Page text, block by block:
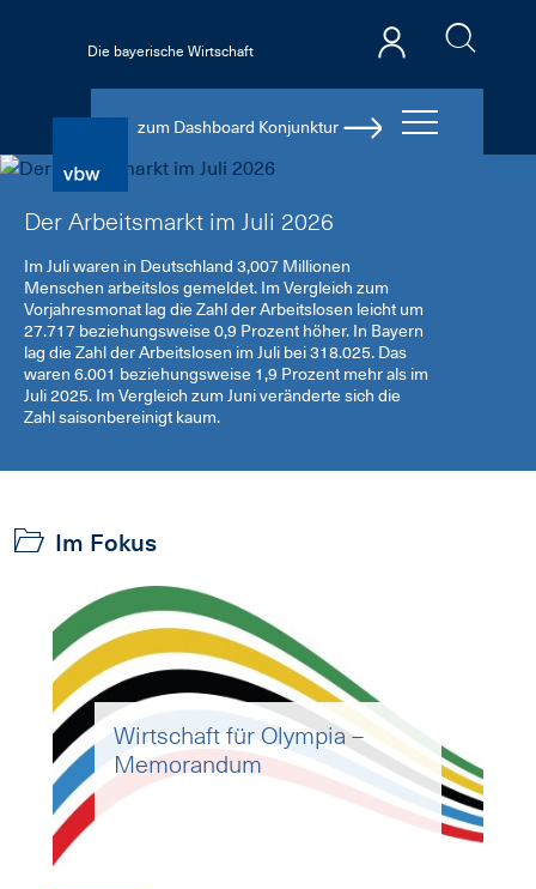
Die bayerische Wirtschaft
zum Dashboard Konjunktur
Der Arbeitsmarkt im Juli 2026
Im Juli waren in Deutschland 3,007 Millionen
Menschen arbeitslos gemeldet. Im Vergleich zum
Vorjahresmonat lag die Zahl der Arbeitslosen leicht um
27.717 beziehungsweise 0,9 Prozent höher. In Bayern
lag die Zahl der Arbeitslosen im Juli bei 318.025. Das
waren 6.001 beziehungsweise 1,9 Prozent mehr als im
Juli 2025. Im Vergleich zum Juni veränderte sich die
Zahl saisonbereinigt kaum.
Im Fokus
Wirtschaft für Olympia –
Memorandum